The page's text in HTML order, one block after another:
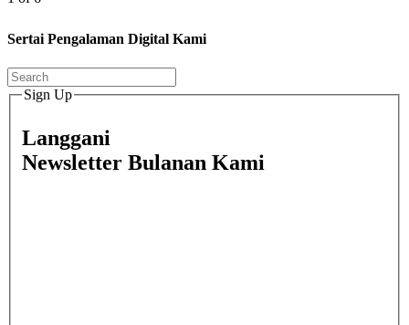
Sertai Pengalaman Digital Kami
Sign Up
Langgani
Newsletter Bulanan Kami